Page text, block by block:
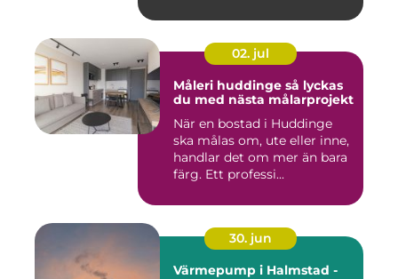
02. jul
Måleri huddinge så lyckas
du med nästa målarprojekt
När en bostad i Huddinge
ska målas om, ute eller inne,
handlar det om mer än bara
färg. Ett professi...
30. jun
Värmepump i Halmstad -